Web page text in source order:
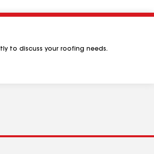
to discuss your roofing needs.